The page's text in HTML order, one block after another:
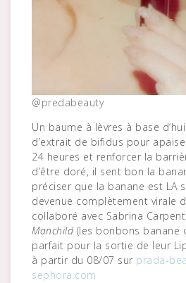
@predabeauty
Un baume à lèvres à base d’huile de jojoba et
d’extrait de bifidus pour
24 heures et renforcer la
d’être doré, il sent bon la
préciser que la banane est LA
devenue complètement virale
collaboré avec Sabrina
Manchild (les bonbons banane
parfait pour la sortie de leur
à partir du 08/07 sur prada-
sephora.com